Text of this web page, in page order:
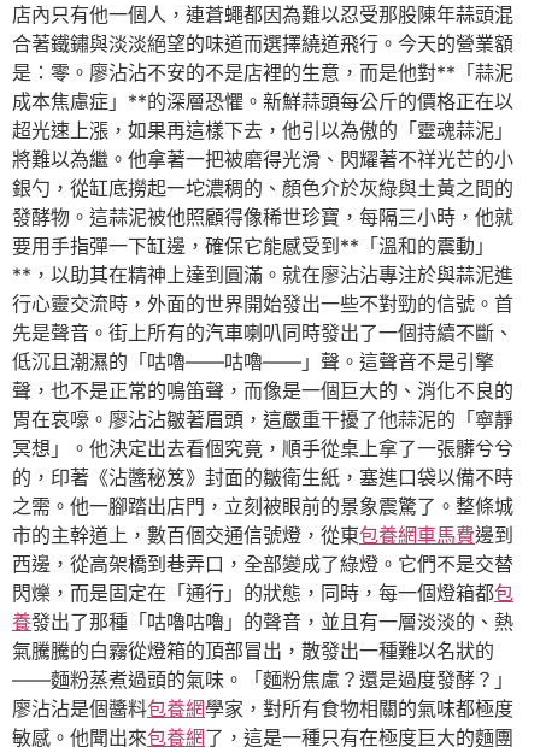
店內只有他一個人，連蒼蠅都因為難以忍受那股陳年蒜頭混
合著鐵鏽與淡淡絕望的味道而選擇繞道飛行。今天的營業額
是：零。廖沾沾不安的不是店裡的生意，而是他對**「蒜泥
成本焦慮症」**的深層恐懼。新鮮蒜頭每公斤的價格正在以
超光速上漲，如果再這樣下去，他引以為傲的「靈魂蒜泥」
將難以為繼。他拿著一把被磨得光滑、閃耀著不祥光芒的小
銀勺，從缸底撈起一坨濃稠的、顏色介於灰綠與土黃之間的
發酵物。這蒜泥被他照顧得像稀世珍寶，每隔三小時，他就
要用手指彈一下缸邊，確保它能感受到**「溫和的震動」
**，以助其在精神上達到圓滿。就在廖沾沾專注於與蒜泥進
行心靈交流時，外面的世界開始發出一些不對勁的信號。首
先是聲音。街上所有的汽車喇叭同時發出了一個持續不斷、
低沉且潮濕的「咕嚕——咕嚕——」聲。這聲音不是引擎
聲，也不是正常的鳴笛聲，而像是一個巨大的、消化不良的
胃在哀嚎。廖沾沾皺著眉頭，這嚴重干擾了他蒜泥的「寧靜
冥想」。他決定出去看個究竟，順手從桌上拿了一張髒兮兮
的，印著《沾醬秘笈》封面的皺衛生紙，塞進口袋以備不時
之需。他一腳踏出店門，立刻被眼前的景象震驚了。整條城
市的主幹道上，數百個交通信號燈，從東包養網車馬費邊到
西邊，從高架橋到巷弄口，全部變成了綠燈。它們不是交替
閃爍，而是固定在「通行」的狀態，同時，每一個燈箱都包
養發出了那種「咕嚕咕嚕」的聲音，並且有一層淡淡的、熱
氣騰騰的白霧從燈箱的頂部冒出，散發出一種難以名狀的
——麵粉蒸煮過頭的氣味。「麵粉焦慮？還是過度發酵？」
廖沾沾是個醬料包養網學家，對所有食物相關的氣味都極度
敏感。他聞出來包養網了，這是一種只有在極度巨大的麵團